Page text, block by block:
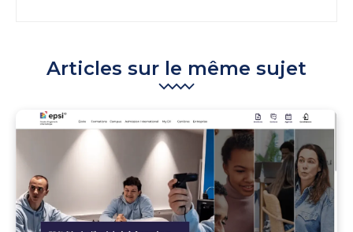
Articles sur le même sujet